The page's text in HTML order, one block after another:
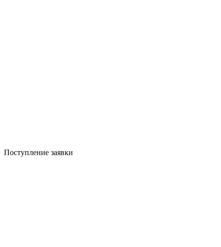
Поступление заявки